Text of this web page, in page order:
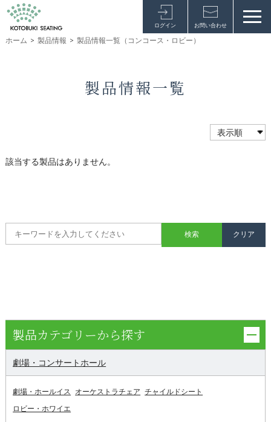
ログイン お問い合わせ
ホーム > 製品情報 > 製品情報一覧（コンコース・ロビー）
製品情報一覧
該当する製品はありません。
製品カテゴリーから探す
劇場・コンサートホール
劇場・ホールイス オーケストラチェア チャイルドシート
ロビー・ホワイエ